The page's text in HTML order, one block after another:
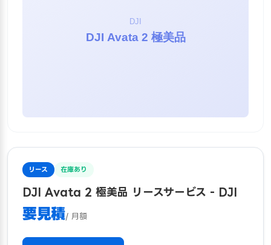
リース 在庫あり
DJI Avata 2 極美品 リースサービス - DJI
要見積/ 月額